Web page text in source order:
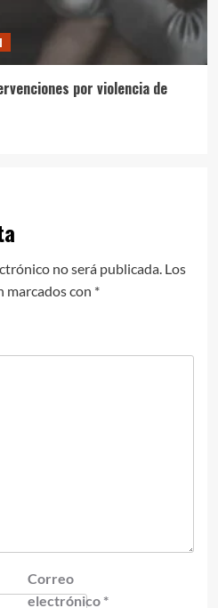
por violencia de
no será publicada. Los
marcados con *
Correo
electrónico *